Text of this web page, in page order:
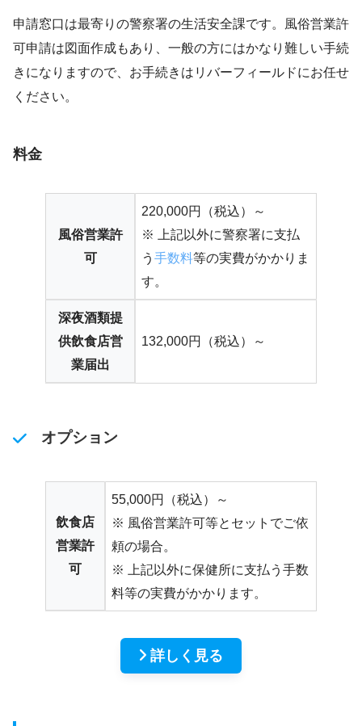
申請窓口は最寄りの警察署の生活安全課です。風俗営業許
可申請は図面作成もあり、一般の方にはかなり難しい手続
きになりますので、お手続きはリバーフィールドにお任せ
ください。
料金
風俗営業許
可
220,000円（税込）～
※ 上記以外に警察署に支払
う 手数料等の実費がかかりま
す。
深夜酒類提
供飲食店営
業届出
132,000円（税込）～
オプション
飲食店
営業許
可
55,000円（税込）～
※ 風俗営業許可等とセットでご依
頼の場合。
※ 上記以外に保健所に支払う手数
料等の実費がかかります。
詳しく見る